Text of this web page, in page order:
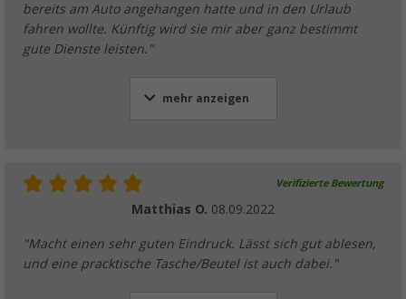
bereits am Auto angehangen hatte und in den Urlaub
fahren wollte. Künftig wird sie mir aber ganz bestimmt
gute Dienste leisten."
mehr anzeigen
Verifizierte Bewertung
Matthias O. 08.09.2022
"Macht einen sehr guten Eindruck. Lässt sich gut ablesen,
und eine pracktische Tasche/Beutel ist auch dabei."